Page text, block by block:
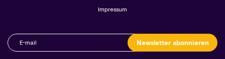
Impressum
Newsletter abonnieren